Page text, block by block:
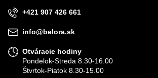
+421 907 426 661
info@belora.sk
Otváracie hodiny
Pondelok-Streda 8.30-16.00
Štvrtok-Piatok 8.30-15.00